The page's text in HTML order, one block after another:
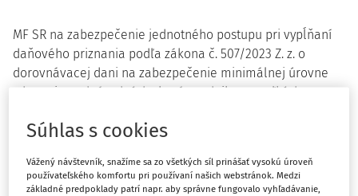
MF SR na zabezpečenie jednotného postupu pri vypĺňaní
daňového priznania podľa zákona č. 507/2023 Z. z. o
dorovnávacej dani na zabezpečenie minimálnej úrovne
zdanenia nadnárodných skupín podnikov a veľkých
z. o správe daní (daňový poriadok) a o zmene a doplnení
oznamuje, že vydalo doplnenie k poučeniu na vyplnenie
daňového priznania k dorovnávacej dani MF/15677/2025-
Súhlas s cookies
Vážený návštevník, snažíme sa zo všetkých síl prinášať vysokú úroveň
používateľského komfortu pri používaní našich webstránok. Medzi
základné predpoklady patrí napr. aby správne fungovalo vyhľadávanie,